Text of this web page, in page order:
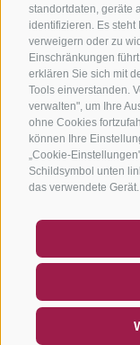
standortdaten, geräte
identifizieren. Es steht
verweigern oder zu
Einschränkungen
erklären Sie sich mit
Tools einverstanden.
verwalten", um Ihre
ohne Cookies
können Ihre
„Cookie-
Schildsymbol unten
das verwendete Gerät.
NEWSLETTER